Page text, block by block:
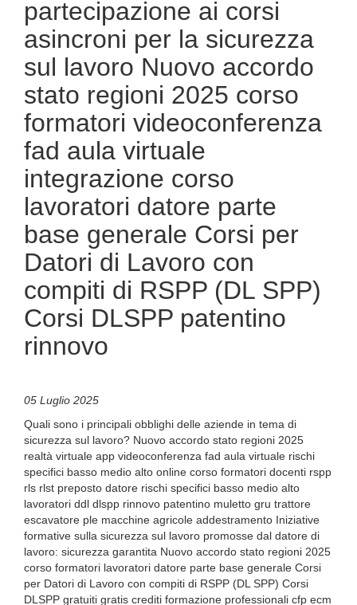
partecipazione ai corsi
asincroni per la sicurezza
sul lavoro Nuovo accordo
stato regioni 2025 corso
formatori videoconferenza
fad aula virtuale
integrazione corso
lavoratori datore parte
base generale Corsi per
Datori di Lavoro con
compiti di RSPP (DL SPP)
Corsi DLSPP patentino
rinnovo
05 Luglio 2025
Quali sono i principali obblighi delle aziende in tema di
sicurezza sul lavoro? Nuovo accordo stato regioni 2025
realtà virtuale app videoconferenza fad aula virtuale rischi
specifici basso medio alto online corso formatori docenti rspp
rls rlst preposto datore rischi specifici basso medio alto
lavoratori ddl dlspp rinnovo patentino muletto gru trattore
escavatore ple macchine agricole addestramento Iniziative
formative sulla sicurezza sul lavoro promosse dal datore di
lavoro: sicurezza garantita Nuovo accordo stato regioni 2025
corso formatori lavoratori datore parte base generale Corsi
per Datori di Lavoro con compiti di RSPP (DL SPP) Corsi
DLSPP gratuiti gratis crediti formazione professionali cfp ecm